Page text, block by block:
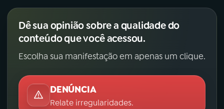
Dê sua opinião sobre a qualidade do
conteúdo que você acessou.
Escolha sua manifestação em apenas um clique.
DENÚNCIA
Relate irregularidades.